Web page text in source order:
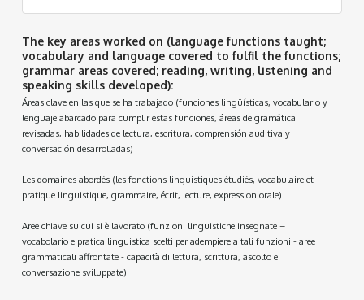
The key areas worked on (language functions taught;
vocabulary and language covered to fulfil the functions;
grammar areas covered; reading, writing, listening and
speaking skills developed):
Áreas clave en las que se ha trabajado (funciones lingüísticas, vocabulario y
lenguaje abarcado para cumplir estas funciones, áreas de gramática
revisadas, habilidades de lectura, escritura, comprensión auditiva y
conversación desarrolladas)
Les domaines abordés (les fonctions linguistiques étudiés, vocabulaire et
pratique linguistique, grammaire, écrit, lecture, expression orale)
Aree chiave su cui si è lavorato (funzioni linguistiche insegnate –
vocabolario e pratica linguistica scelti per adempiere a tali funzioni - aree
grammaticali affrontate - capacità di lettura, scrittura, ascolto e
conversazione sviluppate)